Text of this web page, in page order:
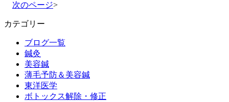
次のページ>
カテゴリー
ブログ一覧
鍼灸
美容鍼
薄毛予防＆美容鍼
東洋医学
ボトックス解除・修正